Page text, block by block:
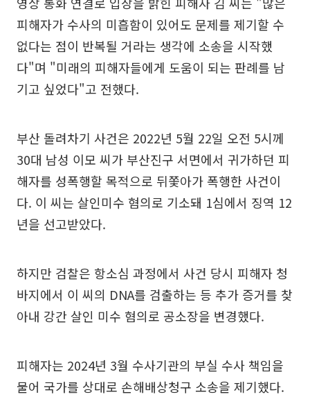
피해자가 수사의 미흡함이 있어도 문제를 제기할 수
없다는 점이 반복될 거라는 생각에 소송을 시작했
다"며 "미래의 피해자들에게 도움이 되는 판례를 남
기고 싶었다"고 전했다.
부산 돌려차기 사건은 2022년 5월 22일 오전 5시께
30대 남성 이모 씨가 부산진구 서면에서 귀가하던 피
해자를 성폭행할 목적으로 뒤쫓아가 폭행한 사건이
다. 이 씨는 살인미수 혐의로 기소돼 1심에서 징역 12
년을 선고받았다.
하지만 검찰은 항소심 과정에서 사건 당시 피해자 청
바지에서 이 씨의 DNA를 검출하는 등 추가 증거를 찾
아내 강간 살인 미수 혐의로 공소장을 변경했다.
피해자는 2024년 3월 수사기관의 부실 수사 책임을
물어 국가를 상대로 손해배상청구 소송을 제기했다.